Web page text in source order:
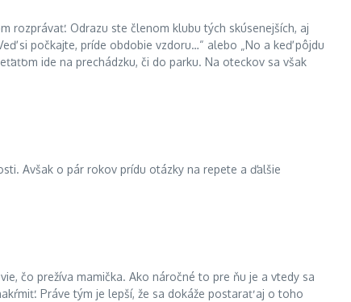
rozprávať. Odrazu ste členom klubu tých skúsenejších, aj
si počkajte, príde obdobie vzdoru…“ alebo „No a keď pôjdu
ide na prechádzku, či do parku. Na oteckov sa však
Avšak o pár rokov prídu otázky na repete a ďalšie
čo prežíva mamička. Ako náročné to pre ňu je a vtedy sa
Práve tým je lepší, že sa dokáže postarať aj o toho